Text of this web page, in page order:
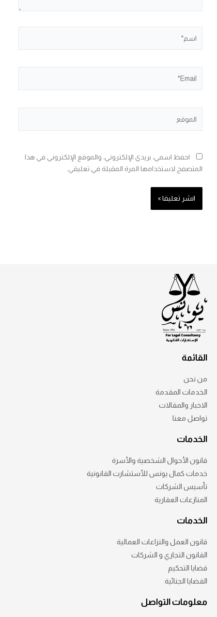
احفظ اسمي، بريدي الإلكتروني، والموقع الإلكتروني في هذا
المتصفح لاستخدامها المرة المقبلة في تعليقي.
القائمة
من نحن
الخدمات المقدمة
الاخبار والمقالات
تواصل معنا
الخدمات
قانون الأحوال الشخصية والأسرة
خدمات كمال يونس للأستشارت القانونية
تأسيس الشركات
المنازعات العقارية
الخدمات
قانون العمل والنزاعات العمالية
القانون التجاري و الشركات
قضايا التحكيم
القضايا الجنائية
معلومات التواصل